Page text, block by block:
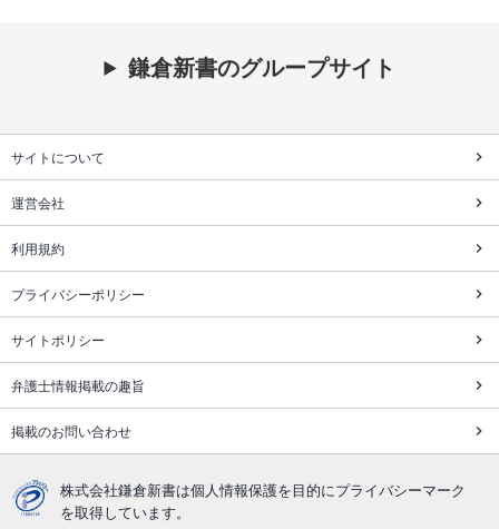
鎌倉新書のグループサイト
サイトについて
運営会社
利用規約
プライバシーポリシー
サイトポリシー
弁護士情報掲載の趣旨
掲載のお問い合わせ
株式会社鎌倉新書は個人情報保護を目的にプライバシーマーク
を取得しています。